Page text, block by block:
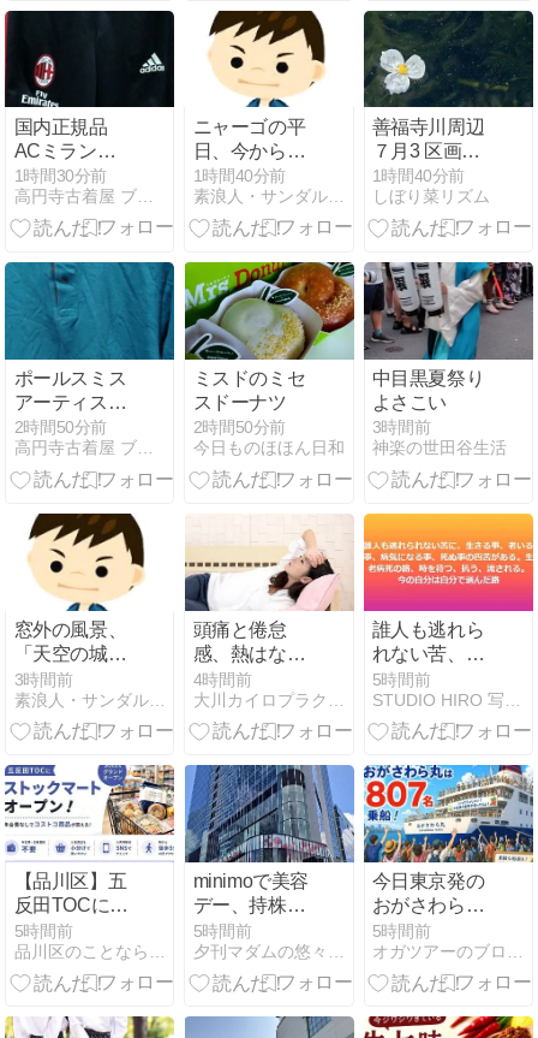
国内正規品
ACミラン
12/13 トレー
ニングパンツ
(L) 黒赤緑
ダス
1時間30分前
高円寺古着屋 ブレッソンアール （新高円寺駅2分）
ニャーゴの平
日、今から風
呂掃除。きれ
いに磨くので
ある。
1時間40分前
素浪人・サンダルニャーゴの日々。
善福寺川周辺
７月3 区画整
理事業と坂道
1時間40分前
しぼり菜リズム
ポールスミス
アーティスト
ストライプ 鹿
の子 ポロシャ
ツ (XL) ターコ
2時間50分前
高円寺古着屋 ブレッソンアール （新高円寺駅2分）
ミスドのミセ
スドーナツ
2時間50分前
今日ものほほん日和
中目黒夏祭り
よさこい
3時間前
神楽の世田谷生活
窓外の風景、
「天空の城」
のような入道
雲。
3時間前
素浪人・サンダルニャーゴの日々。
頭痛と倦怠
感、熱はない
のになぜ続
く？原因を徹
底解説
4時間前
誰人も逃れら
れない苦、生
きること、老
いること、病
気になるこ
の四苦
5時間前
【品川区】五
反田TOCにス
トックマート
がオープン｜
年会費なしで
が買える
5時間前
minimoで美容
デー、持株の
視察もね♪
5時間前
今日東京発の
おがさわら丸
は８０７名乗
船
5時間前